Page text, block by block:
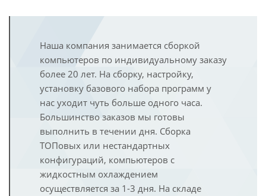
Наша компания занимается сборкой
компьютеров по индивидуальному заказу
более 20 лет. На сборку, настройку,
установку базового набора программ у
нас уходит чуть больше одного часа.
Большинство заказов мы готовы
выполнить в течении дня. Сборка
ТОПовых или нестандартных
конфигураций, компьютеров с
жидкостным охлаждением
осуществляется за 1-3 дня. На складе